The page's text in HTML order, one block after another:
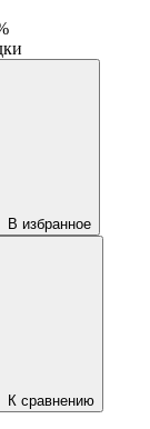
В избранное
К сравнению